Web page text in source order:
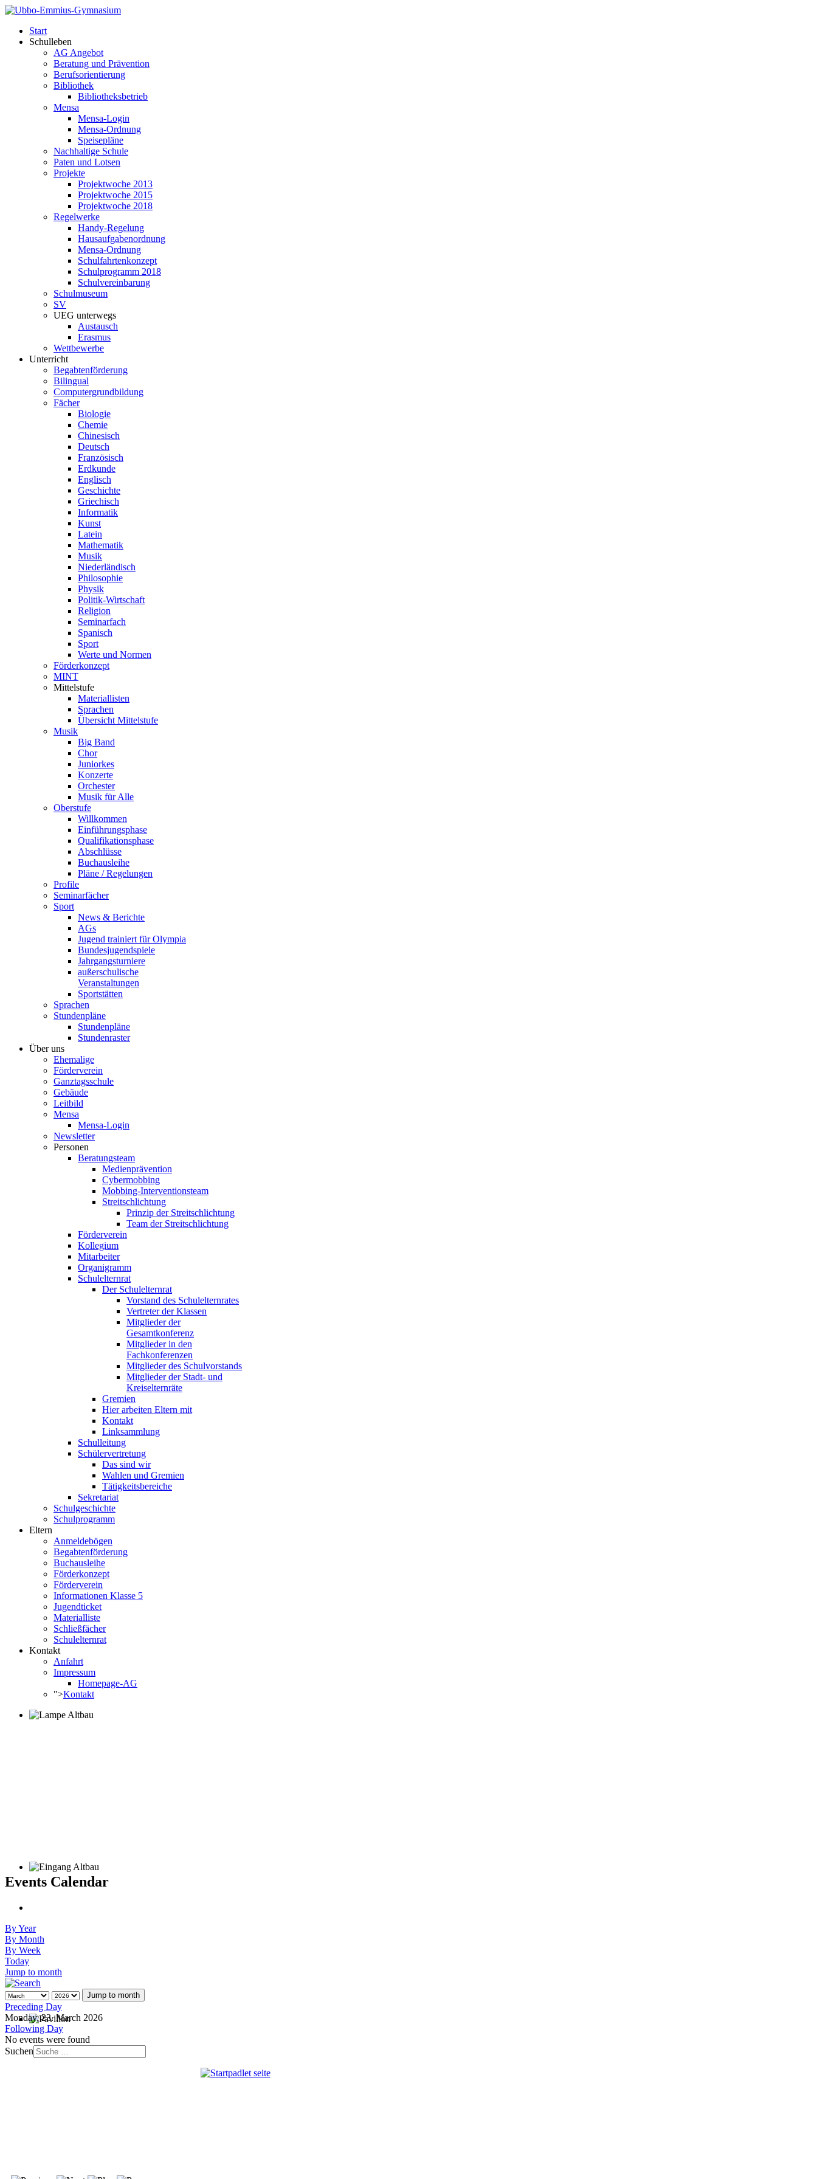
Start
Schulleben
AG Angebot
Beratung und Prävention
Berufsorientierung
Bibliothek
Bibliotheksbetrieb
Mensa
Mensa-Login
Mensa-Ordnung
Speisepläne
Nachhaltige Schule
Paten und Lotsen
Projekte
Projektwoche 2013
Projektwoche 2015
Projektwoche 2018
Regelwerke
Handy-Regelung
Hausaufgabenordnung
Mensa-Ordnung
Schulfahrtenkonzept
Schulprogramm 2018
Schulvereinbarung
Schulmuseum
SV
UEG unterwegs
Austausch
Erasmus
Wettbewerbe
Unterricht
Begabtenförderung
Bilingual
Computergrundbildung
Fächer
Biologie
Chemie
Chinesisch
Deutsch
Französisch
Erdkunde
Englisch
Geschichte
Griechisch
Informatik
Kunst
Latein
Mathematik
Musik
Niederländisch
Philosophie
Physik
Politik-Wirtschaft
Religion
Seminarfach
Spanisch
Sport
Werte und Normen
Förderkonzept
MINT
Mittelstufe
Materiallisten
Sprachen
Übersicht Mittelstufe
Musik
Big Band
Chor
Juniorkes
Konzerte
Orchester
Musik für Alle
Oberstufe
Willkommen
Einführungsphase
Qualifikationsphase
Abschlüsse
Buchausleihe
Pläne / Regelungen
Profile
Seminarfächer
Sport
News & Berichte
AGs
Jugend trainiert für Olympia
Bundesjugendspiele
Jahrgangsturniere
außerschulische
Veranstaltungen
Sportstätten
Sprachen
Stundenpläne
Stundenpläne
Stundenraster
Über uns
Ehemalige
Förderverein
Ganztagsschule
Gebäude
Leitbild
Mensa
Mensa-Login
Newsletter
Personen
Beratungsteam
Medienprävention
Cybermobbing
Mobbing-Interventionsteam
Streitschlichtung
Prinzip der Streitschlichtung
Team der Streitschlichtung
Förderverein
Kollegium
Mitarbeiter
Organigramm
Schulelternrat
Der Schulelternrat
Vorstand des Schulelternrates
Vertreter der Klassen
Mitglieder der
Gesamtkonferenz
Mitglieder in den
Fachkonferenzen
Mitglieder des Schulvorstands
Mitglieder der Stadt- und
Kreiselternräte
Gremien
Hier arbeiten Eltern mit
Kontakt
Linksammlung
Schulleitung
Schülervertretung
Das sind wir
Wahlen und Gremien
Tätigkeitsbereiche
Sekretariat
Schulgeschichte
Schulprogramm
Eltern
Anmeldebögen
Begabtenförderung
Buchausleihe
Förderkonzept
Förderverein
Informationen Klasse 5
Jugendticket
Materialliste
Schließfächer
Schulelternrat
Kontakt
Anfahrt
Impressum
Homepage-AG
">Kontakt
Events Calendar
By Year
By Month
By Week
Today
Jump to month
Jump to month
Preceding Day
Monday, 23. March 2026
Following Day
No events were found
Suchen